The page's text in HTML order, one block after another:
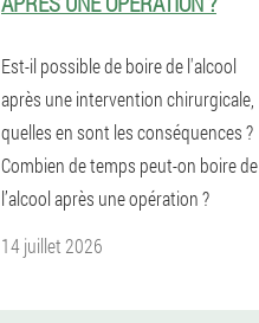
Est-il possible de boire de l'alcool
après une intervention chirurgicale,
quelles en sont les conséquences ?
Combien de temps peut-on boire de
l’alcool après une opération ?
14 juillet 2026